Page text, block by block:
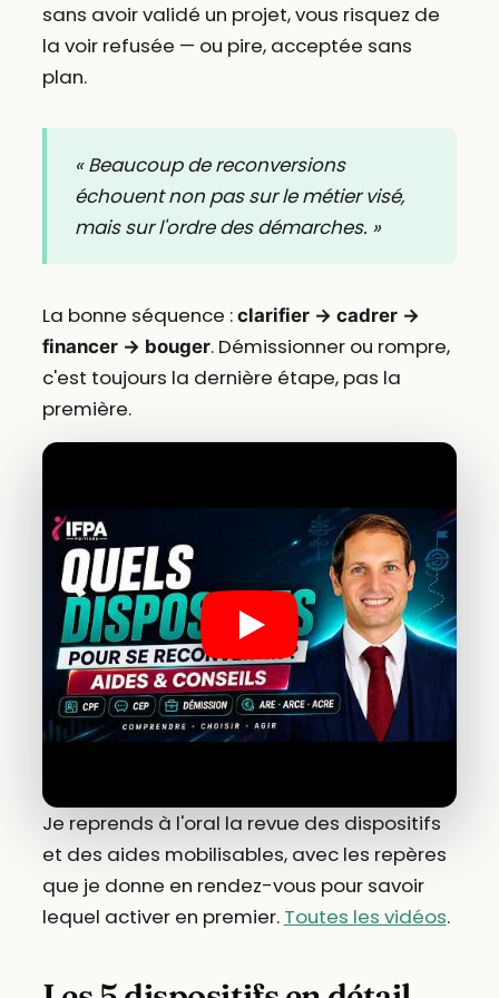
sans avoir validé un projet, vous risquez de
la voir refusée — ou pire, acceptée sans
plan.
« Beaucoup de reconversions
échouent non pas sur le métier visé,
mais sur l'ordre des démarches. »
La bonne séquence : clarifier → cadrer →
financer → bouger. Démissionner ou rompre,
c'est toujours la dernière étape, pas la
première.
Je reprends à l'oral la revue des dispositifs
et des aides mobilisables, avec les repères
que je donne en rendez-vous pour savoir
lequel activer en premier. Toutes les vidéos.